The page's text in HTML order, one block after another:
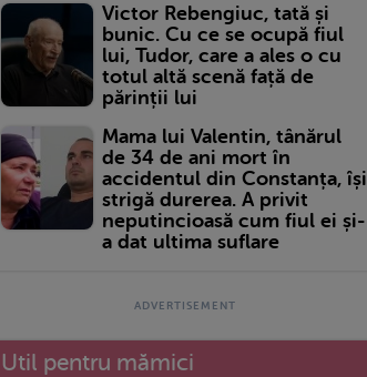
Victor Rebengiuc, tată și
bunic. Cu ce se ocupă fiul
lui, Tudor, care a ales o cu
totul altă scenă față de
părinții lui
Mama lui Valentin, tânărul
de 34 de ani mort în
accidentul din Constanța, își
strigă durerea. A privit
neputincioasă cum fiul ei și-
a dat ultima suflare
Util pentru mămici